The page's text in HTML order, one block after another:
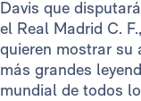
Davis que
el Real Madrid C.
quieren mostrar su
más grandes
mundial de todos